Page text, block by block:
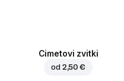
Cimetovi zvitki
od 2,50 €